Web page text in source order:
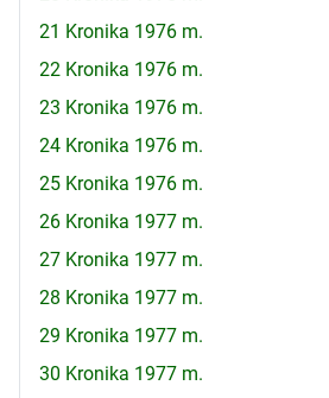
21 Kronika 1976 m.
22 Kronika 1976 m.
23 Kronika 1976 m.
24 Kronika 1976 m.
25 Kronika 1976 m.
26 Kronika 1977 m.
27 Kronika 1977 m.
28 Kronika 1977 m.
29 Kronika 1977 m.
30 Kronika 1977 m.